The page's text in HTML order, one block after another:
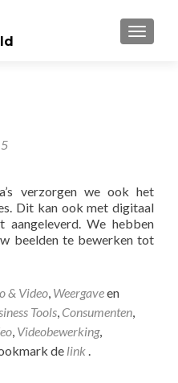
verzorgen we ook het
Dit kan ook met digitaal
We hebben
beelden te bewerken tot
& Video, Weergaveen
Tools, Consumenten,
, Videobewerking,
de link .